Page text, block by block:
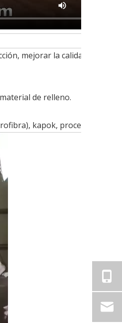
mejorar la calidad del
de relleno.
kapok,